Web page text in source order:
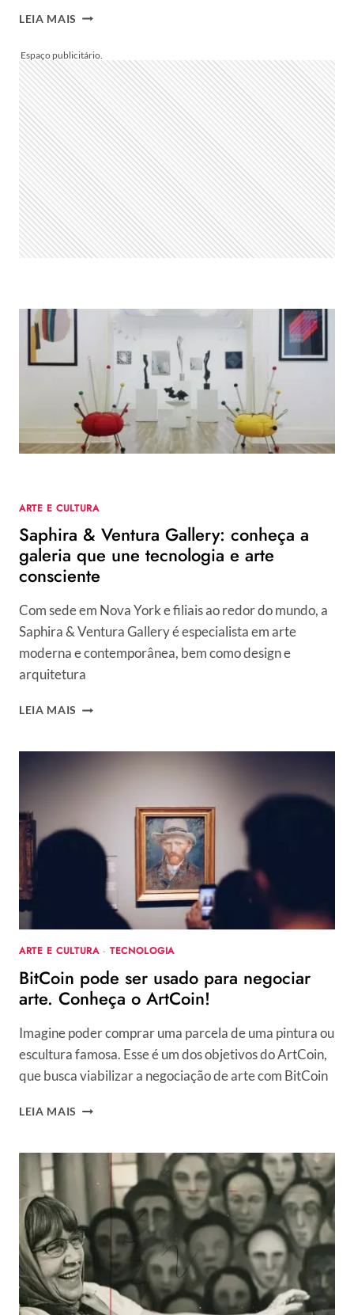
LEIA MAIS YOHJI
SUA
TRAJETÓRIA
RETRATADA
NO
LONGA
NOTEBOOK
ON
CITIES
AND
CLOTHES
ARTE E CULTURA
Saphira & Ventura Gallery: conheça a
galeria que une tecnologia e arte
consciente
Com sede em Nova York e filiais ao redor do mundo, a
Saphira & Ventura Gallery é especialista em arte
moderna e contemporânea, bem como design e
arquitetura
LEIA MAIS SAPHIRA
GALLERY:
UNE
TECNOLOGIA
CONSCIENTE
ARTE E CULTURA·TECNOLOGIA
BitCoin pode ser usado para negociar
arte. Conheça o ArtCoin!
Imagine poder comprar uma parcela de uma pintura ou
escultura famosa. Esse é um dos objetivos do ArtCoin,
que busca viabilizar a negociação de arte com BitCoin
LEIA MAIS BITCOIN
USADO
NEGOCIAR
ARTE.
CONHEÇA
O
ARTCOIN!